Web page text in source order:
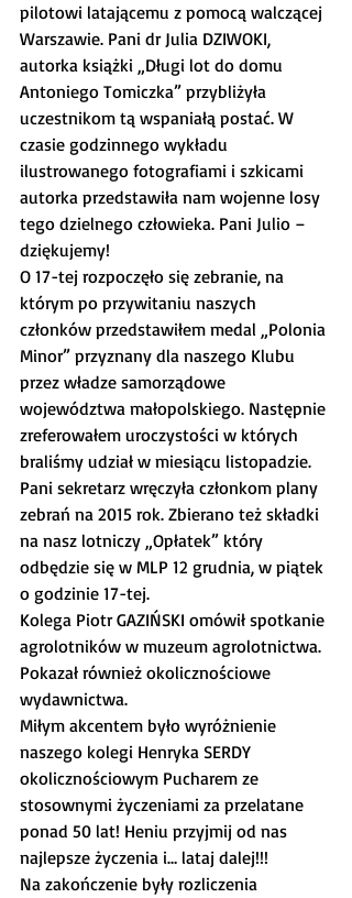
pilotowi latającemu z pomocą walczącej
Warszawie. Pani dr Julia DZIWOKI,
autorka książki „Długi lot do domu
Antoniego Tomiczka” przybliżyła
uczestnikom tą wspaniałą postać. W
czasie godzinnego wykładu
ilustrowanego fotografiami i szkicami
autorka przedstawiła nam wojenne losy
tego dzielnego człowieka. Pani Julio –
dziękujemy!
O 17-tej rozpoczęło się zebranie, na
którym po przywitaniu naszych
członków przedstawiłem medal „Polonia
Minor” przyznany dla naszego Klubu
przez władze samorządowe
województwa małopolskiego. Następnie
zreferowałem uroczystości w których
braliśmy udział w miesiącu listopadzie.
Pani sekretarz wręczyła członkom plany
zebrań na 2015 rok. Zbierano też składki
na nasz lotniczy „Opłatek” który
odbędzie się w MLP 12 grudnia, w piątek
o godzinie 17-tej.
Kolega Piotr GAZIŃSKI omówił spotkanie
agrolotników w muzeum agrolotnictwa.
Pokazał również okolicznościowe
wydawnictwa.
Miłym akcentem było wyróżnienie
naszego kolegi Henryka SERDY
okolicznościowym Pucharem ze
stosownymi życzeniami za przelatane
ponad 50 lat! Heniu przyjmij od nas
najlepsze życzenia i… lataj dalej!!!
Na zakończenie były rozliczenia